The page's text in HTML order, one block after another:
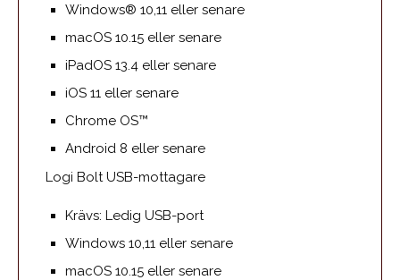
Windows® 10,11 eller senare
macOS 10.15 eller senare
iPadOS 13.4 eller senare
iOS 11 eller senare
Chrome OS™
Android 8 eller senare
Logi Bolt USB-mottagare
Krävs: Ledig USB-port
Windows 10,11 eller senare
macOS 10.15 eller senare